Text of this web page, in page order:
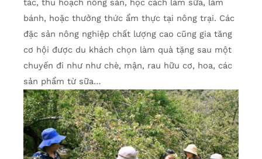
tác, thu hoạch nông sản, học cách làm sữa, làm
bánh, hoặc thưởng thức ẩm thực tại nông trại. Các
đặc sản nông nghiệp chất lượng cao cũng gia tăng
cơ hội được du khách chọn làm quà tặng sau một
chuyến đi như như chè, mận, rau hữu cơ, hoa, các
sản phẩm từ sữa…